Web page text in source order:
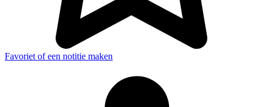
Favoriet of een notitie maken